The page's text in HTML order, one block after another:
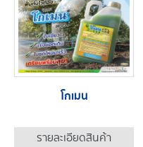
โกเมน
รายละเอียดสินค้า